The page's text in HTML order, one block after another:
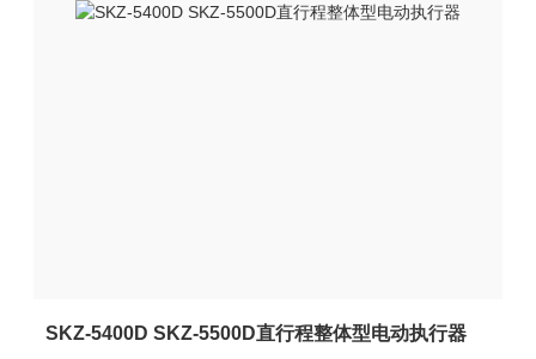
SKZ-5400D SKZ-5500D直行程整体型电动执行器